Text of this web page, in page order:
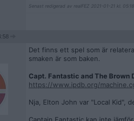
Senast redigerad av realFEZ 2021-01-21 kl. 05:18.
Det finns ett spel som är
smaken är som baken.
Capt. Fantastic and The Brown
https://www.ipdb.org/
Nja, Elton John var "Local Kid",